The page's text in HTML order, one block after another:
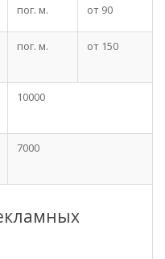
пог. м. от 90
пог. м. от 150
10000
7000